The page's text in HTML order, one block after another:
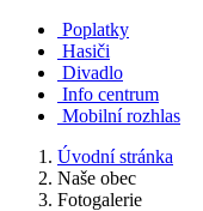
Poplatky
Hasiči
Divadlo
Info centrum
Mobilní rozhlas
Úvodní stránka
Naše obec
Fotogalerie